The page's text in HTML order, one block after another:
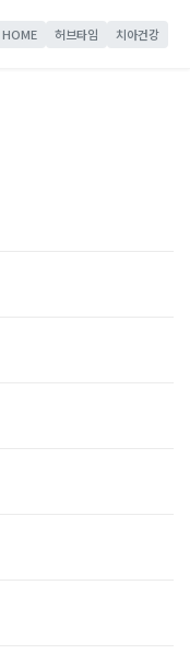
HOME 허브타임 치아건강